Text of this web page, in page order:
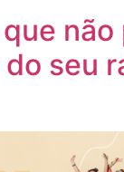
não
seu